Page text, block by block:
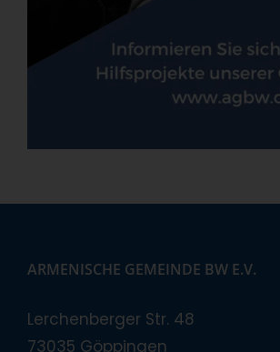
ARMENISCHE GEMEINDE BW E.V.
Lerchenberger Str. 48
73035 Göppingen